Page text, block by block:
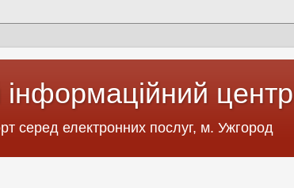
центр
електронних послуг, м. Ужгород